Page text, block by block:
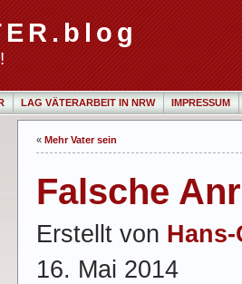
LAG VÄTERARBEIT IN NRW IMPRESSUM
« Mehr Vater sein
Falsche
Erstellt von
16. Mai 2014